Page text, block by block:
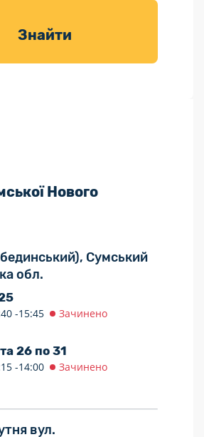
Знайти
Нового
Сумський
обл.
-15:45 Зачинено
26 по 31
-14:00 Зачинено
вул.